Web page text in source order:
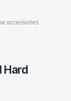
accessories
Hard